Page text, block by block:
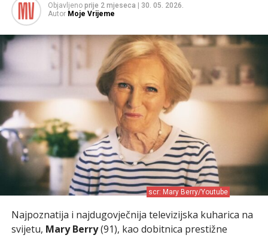
Objavljeno prije 2 mjeseca
30. 05. 2026.
Autor Moje Vrijeme
scr: Mary Berry/Youtube
Najpoznatija i najdugovječnija televizijska kuharica na
svijetu, Mary Berry(91), kao dobitnica prestižne